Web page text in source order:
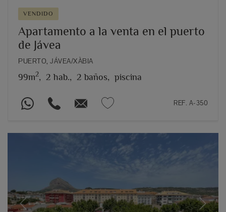
VENDIDO
Apartamento a la venta en el puerto
de Jávea
PUERTO, JÁVEA/XÀBIA
99m2, 2 hab., 2 baños, piscina
REF. A-350
Previous Next